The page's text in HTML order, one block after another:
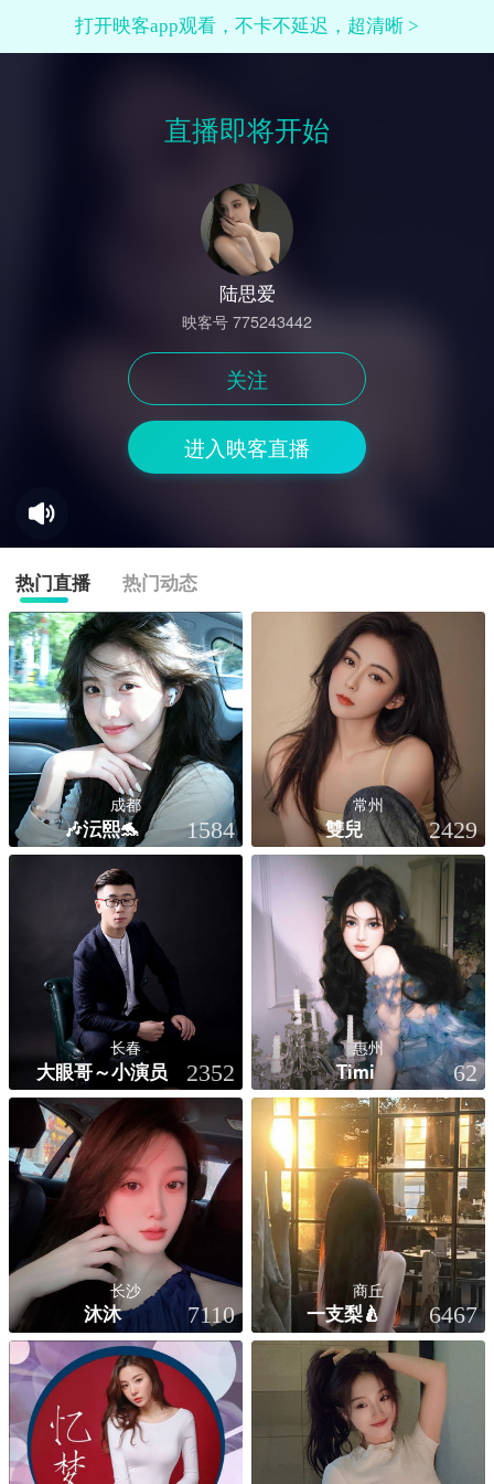
打开映客app观看，不卡不延迟，超清晰 >
直播即将开始
陆思爱
映客号 775243442
关注
进入映客直播
热门直播 热门动态
成都
🎶沄熙🐬 1584
常州
雙兒 2429
长春
大眼哥～小演员 2352
惠州
Timi 62
长沙
沐沐 7110
商丘
一支梨🍐 6467